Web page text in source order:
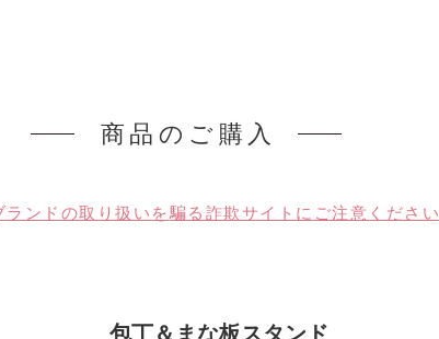
商品のご購入
ランドの取り扱いを騙る詐欺サイトに ご注意ください
包丁＆まな板スタンド